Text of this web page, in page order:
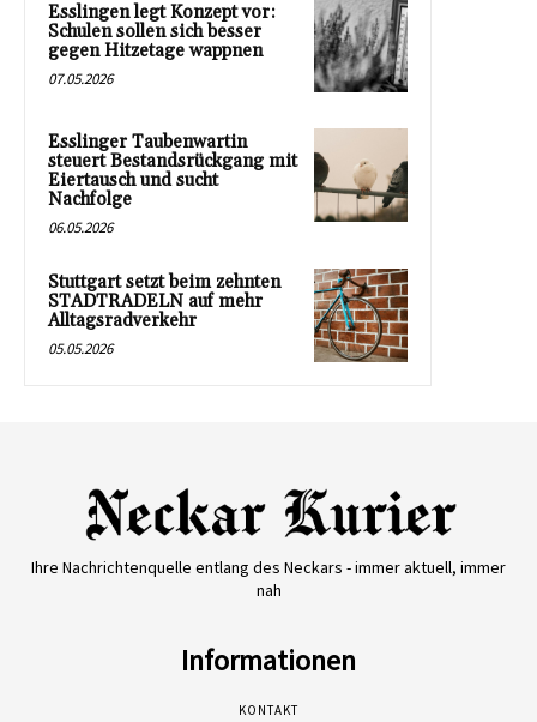
Esslingen legt Konzept vor:
Schulen sollen sich besser
gegen Hitzetage wappnen
07.05.2026
Esslinger Taubenwartin
steuert Bestandsrückgang mit
Eiertausch und sucht
Nachfolge
06.05.2026
Stuttgart setzt beim zehnten
STADTRADELN auf mehr
Alltagsradverkehr
05.05.2026
Ihre Nachrichtenquelle entlang des Neckars - immer aktuell, immer
nah
Informationen
KONTAKT